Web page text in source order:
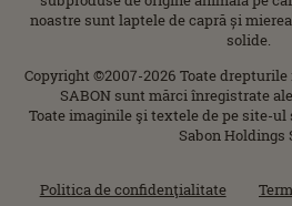
noastre sunt laptele de capră și
solide.
Copyright ©2007-2026 Toate
SABON sunt mărci înregistrate
Toate imaginile şi textele de pe site-
Sabon Holdings
Politica de confidenţialitate